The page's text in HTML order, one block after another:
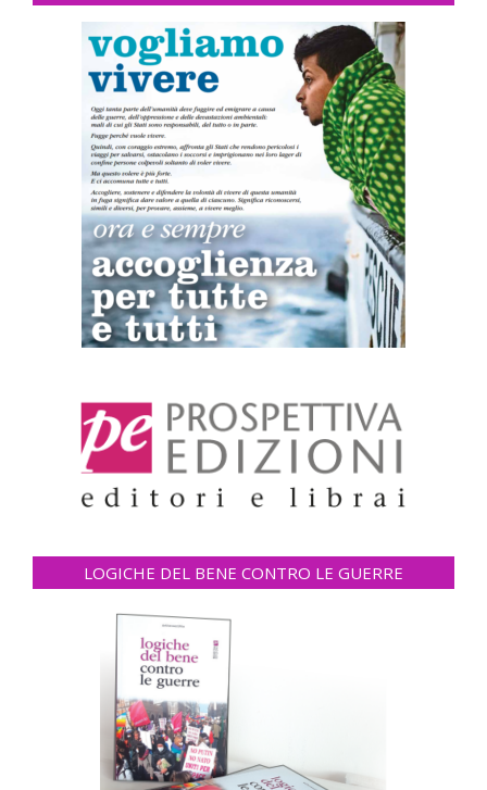
LOGICHE DEL BENE CONTRO LE GUERRE